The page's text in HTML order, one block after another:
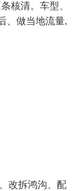
核清。车型、
、做当地流量,
改拆鸿沟、配